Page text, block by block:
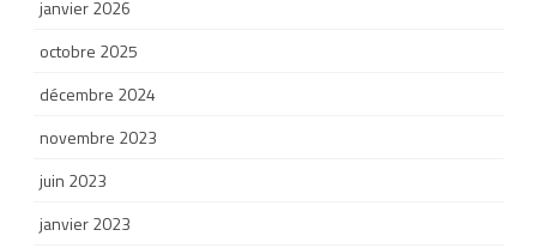
janvier 2026
octobre 2025
décembre 2024
novembre 2023
juin 2023
janvier 2023